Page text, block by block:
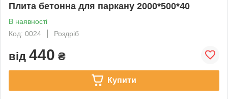
Плита бетонна для паркану 2000*500*40
В наявності
Код: 0024
Роздріб
від 440 ₴
Купити